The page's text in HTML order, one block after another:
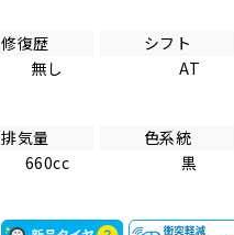
修復歴
無し
シフト
AT
排気量
660cc
色系統
黒